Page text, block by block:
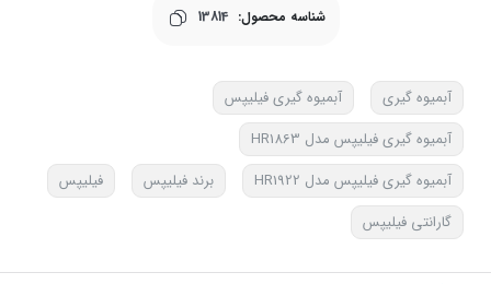
شناسه محصول: 13814
آبمیوه گیری
آبمیوه گیری فیلیپس
آبمیوه گیری فیلیپس مدل HR1863
آبمیوه گیری فیلیپس مدل HR1922
برند فیلیپس
فیلیپس
گارانتی فیلیپس